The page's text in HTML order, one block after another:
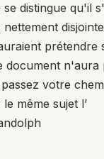
distingue qu'il
prétendre
document n'aura
votre
même sujet l’